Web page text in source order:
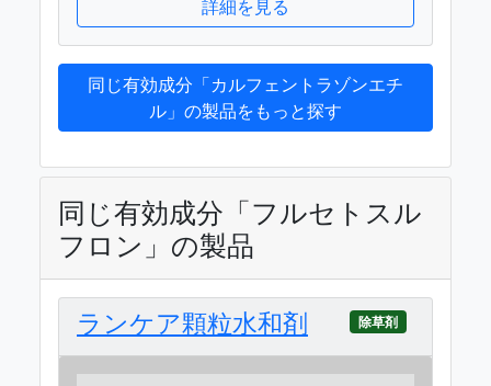
詳細を見る
同じ有効成分「カルフェントラゾンエチ
ル」の製品をもっと探す
同じ有効成分「フルセトスル
フロン」の製品
ランケア顆粒水和剤 除草剤